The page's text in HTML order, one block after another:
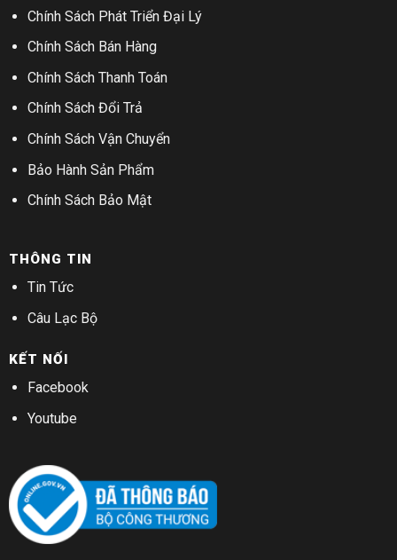
Chính Sách Phát Triển Đại Lý
Chính Sách Bán Hàng
Chính Sách Thanh Toán
Chính Sách Đổi Trả
Chính Sách Vận Chuyển
Bảo Hành Sản Phẩm
Chính Sách Bảo Mật
THÔNG TIN
Tin Tức
Câu Lạc Bộ
KẾT NỐI
Facebook
Youtube